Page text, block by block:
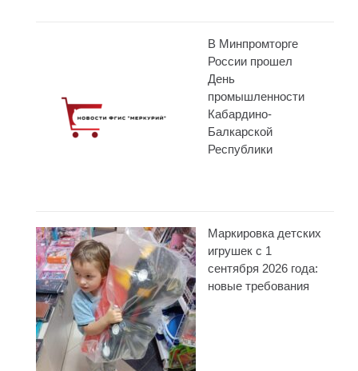
В Минпромторге
России прошел
День
промышленности
Кабардино-
Балкарской
Республики
Маркировка детских
игрушек с 1
сентября 2026 года:
новые требования